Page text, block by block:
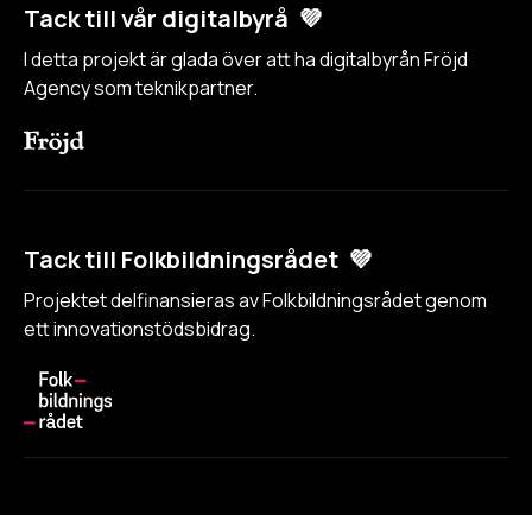
Tack till vår digitalbyrå 💜
I detta projekt är glada över att ha digitalbyrån Fröjd
Agency som teknikpartner.
Tack till Folkbildningsrådet 💜
Projektet delfinansieras av Folkbildningsrådet genom
ett innovationstödsbidrag.